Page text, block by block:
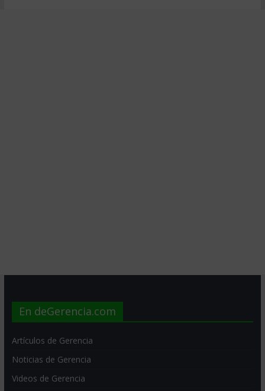
En deGerencia.com
Artículos de Gerencia
Noticias de Gerencia
Videos de Gerencia